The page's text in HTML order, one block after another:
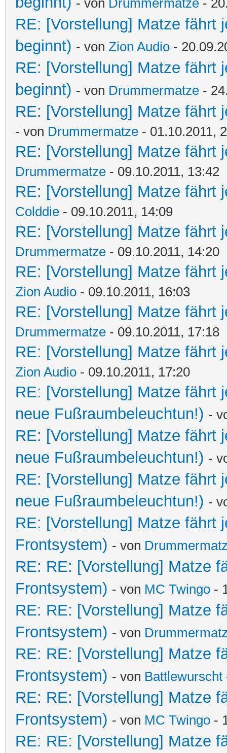
RE: [Vorstellung] Matze fährt
beginnt) - von Zion Audio -
RE: [Vorstellung] Matze fährt
beginnt) - von Drummermatze -
RE: [Vorstellung] Matze fährt
- von Drummermatze - 01.10.2011,
RE: [Vorstellung] Matze fährt
Drummermatze - 09.10.2011, 13:42
RE: [Vorstellung] Matze fährt
Colddie - 09.10.2011, 14:09
RE: [Vorstellung] Matze fährt
Drummermatze - 09.10.2011, 14:20
RE: [Vorstellung] Matze fährt
Zion Audio - 09.10.2011, 16:03
RE: [Vorstellung] Matze fährt
Drummermatze - 09.10.2011, 17:18
RE: [Vorstellung] Matze fährt
Zion Audio - 09.10.2011, 17:20
RE: [Vorstellung] Matze fährt
neue Fußraumbeleuchtun!) -
RE: [Vorstellung] Matze fährt
neue Fußraumbeleuchtun!) -
RE: [Vorstellung] Matze fährt
neue Fußraumbeleuchtun!) -
RE: [Vorstellung] Matze fährt
Frontsystem) - von
RE: RE: [Vorstellung] Matze
Frontsystem) - von MC Twingo -
RE: RE: [Vorstellung] Matze
Frontsystem) - von
RE: RE: [Vorstellung] Matze
Frontsystem) - von Battlewurscht
RE: RE: [Vorstellung] Matze
Frontsystem) - von MC Twingo -
RE: RE: [Vorstellung] Matze